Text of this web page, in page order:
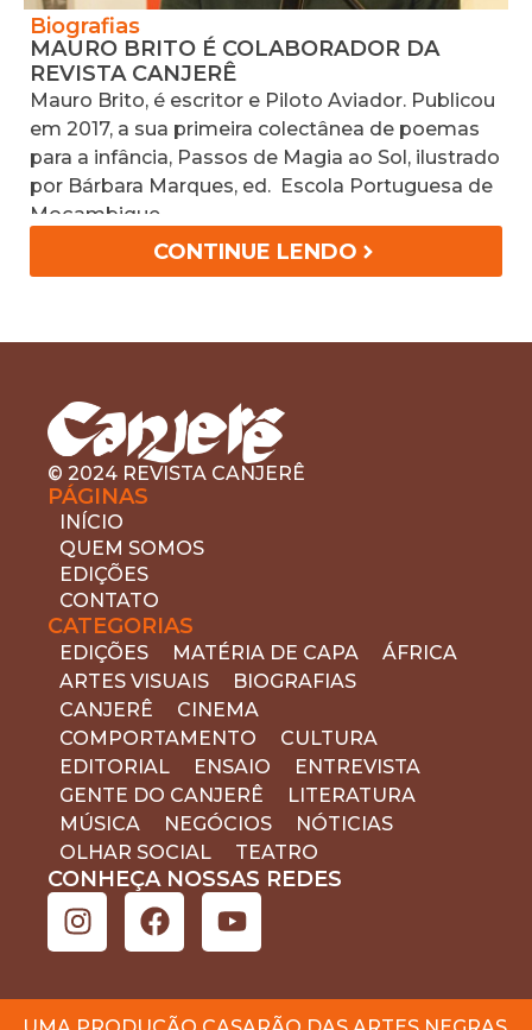
Biografias
MAURO BRITO É COLABORADOR DA
REVISTA CANJERÊ
Mauro Brito, é escritor e Piloto Aviador. Publicou
em 2017, a sua primeira colectânea de poemas
para a infância, Passos de Magia ao Sol, ilustrado
por Bárbara Marques, ed. Escola Portuguesa de
Moçambique.
CONTINUE LENDO
© 2024 REVISTA CANJERÊ
PÁGINAS
INÍCIO
QUEM SOMOS
EDIÇÕES
CONTATO
CATEGORIAS
EDIÇÕES MATÉRIA DE CAPA
ÁFRICA
ARTES VISUAIS
BIOGRAFIAS
CANJERÊ
CINEMA
COMPORTAMENTO
CULTURA
EDITORIAL
ENSAIO
ENTREVISTA
GENTE DO CANJERÊ
LITERATURA
MÚSICA
NEGÓCIOS
NÓTICIAS
OLHAR SOCIAL
TEATRO
CONHEÇA NOSSAS REDES